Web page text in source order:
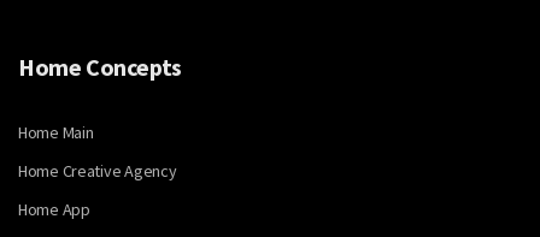
Home Concepts
Home Main
Home Creative Agency
Home App